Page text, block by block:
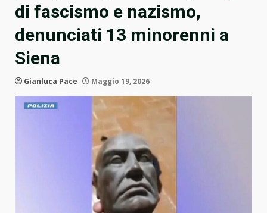
di fascismo e nazismo,
denunciati 13 minorenni a
Siena
Gianluca Pace Maggio 19, 2026